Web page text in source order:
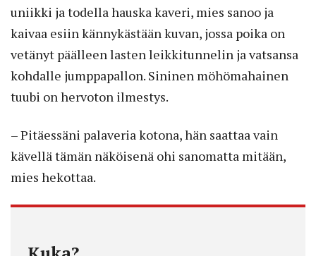
uniikki ja todella hauska kaveri, mies sanoo ja
kaivaa esiin kännykästään kuvan, jossa poika on
vetänyt päälleen lasten leikkitunnelin ja vatsansa
kohdalle jumppapallon. Sininen möhömahainen
tuubi on hervoton ilmestys.
– Pitäessäni palaveria kotona, hän saattaa vain
kävellä tämän näköisenä ohi sanomatta mitään,
mies hekottaa.